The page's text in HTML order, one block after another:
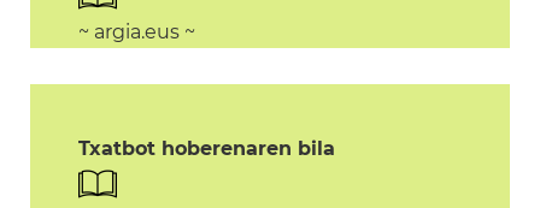
~ argia.eus ~
Txatbot hoberenaren bila